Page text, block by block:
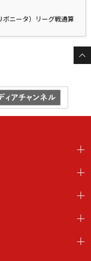
ニータ）リーグ戦通算